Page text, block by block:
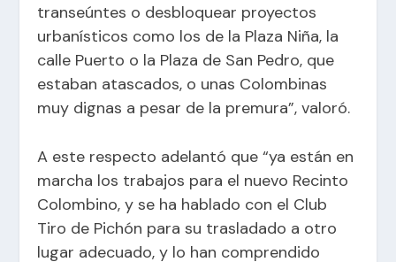
transeúntes o desbloquear proyectos
urbanísticos como los de la Plaza Niña, la
calle Puerto o la Plaza de San Pedro, que
estaban atascados, o unas Colombinas
muy dignas a pesar de la premura”, valoró.
A este respecto adelantó que “ya están en
marcha los trabajos para el nuevo Recinto
Colombino, y se ha hablado con el Club
Tiro de Pichón para su trasladado a otro
lugar adecuado, y lo han comprendido